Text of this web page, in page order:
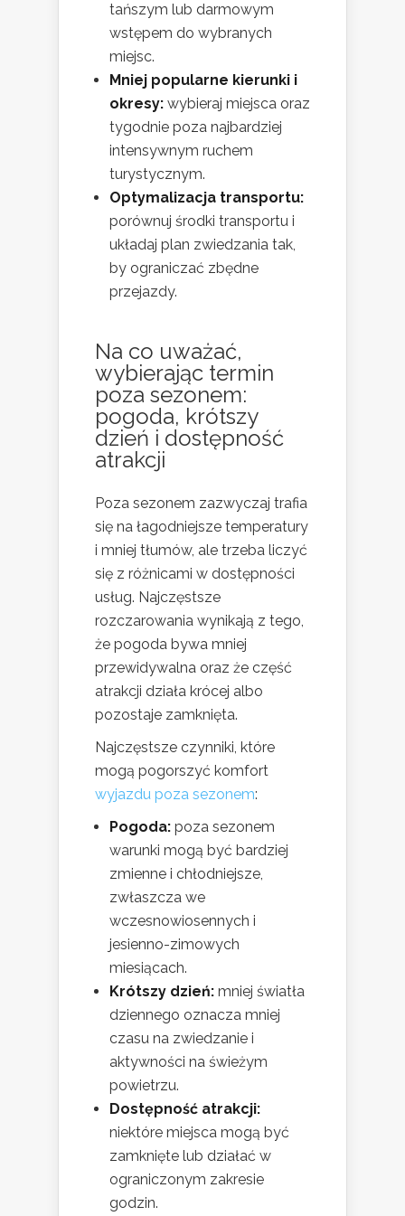
tańszym lub darmowym
wstępem do wybranych
miejsc.
Mniej popularne kierunki i
okresy: wybieraj miejsca oraz
tygodnie poza najbardziej
intensywnym ruchem
turystycznym.
Optymalizacja transportu:
porównuj środki transportu i
układaj plan zwiedzania tak,
by ograniczać zbędne
przejazdy.
Na co uważać,
wybierając termin
poza sezonem:
pogoda, krótszy
dzień i dostępność
atrakcji
Poza sezonem zazwyczaj trafia
się na łagodniejsze temperatury
i mniej tłumów, ale trzeba liczyć
się z różnicami w dostępności
usług. Najczęstsze
rozczarowania wynikają z tego,
że pogoda bywa mniej
przewidywalna oraz że część
atrakcji działa krócej albo
pozostaje zamknięta.
Najczęstsze czynniki, które
mogą pogorszyć komfort
wyjazdu poza sezonem:
Pogoda: poza sezonem
warunki mogą być bardziej
zmienne i chłodniejsze,
zwłaszcza we
wczesnowiosennych i
jesienno-zimowych
miesiącach.
Krótszy dzień: mniej światła
dziennego oznacza mniej
czasu na zwiedzanie i
aktywności na świeżym
powietrzu.
Dostępność atrakcji:
niektóre miejsca mogą być
zamknięte lub działać w
ograniczonym zakresie
godzin.